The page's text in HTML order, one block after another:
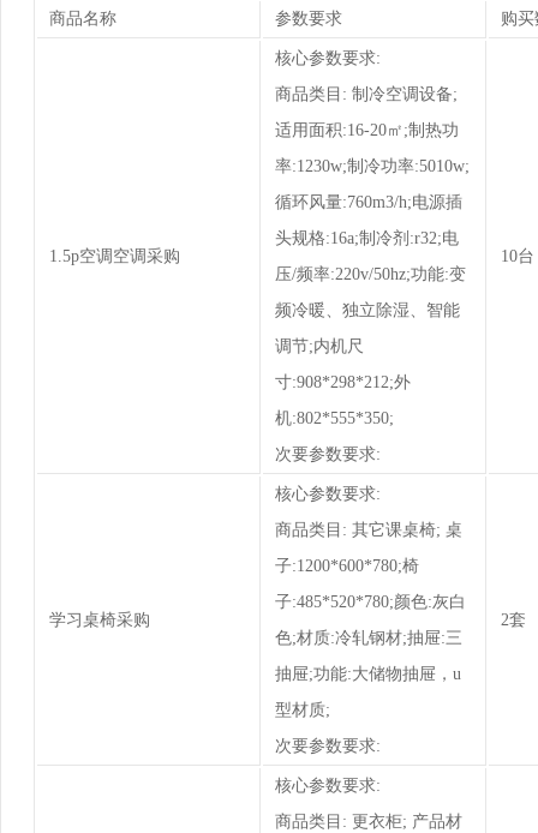
商品名称 参数要求 购
1.5p空调空调采购
核心参数要求:
商品类目: 制冷空调设备;
适用面积:16-20㎡;制热功
率:1230w;制冷功率:5010w;
循环风量:760m3/h;电源插
头规格:16a;制冷剂:r32;电
压/频率:220v/50hz;功能:变
频冷暖、独立除湿、智能
调节;内机尺
寸:908*298*212;外
机:802*555*350;
次要参数要求:
10台
学习桌椅采购
核心参数要求:
商品类目: 其它课桌椅; 桌
子:1200*600*780;椅
子:485*520*780;颜色:灰白
色;材质:冷轧钢材;抽屉:三
抽屉;功能:大储物抽屉，u
型材质;
次要参数要求:
2套
核心参数要求:
商品类目: 更衣柜; 产品材